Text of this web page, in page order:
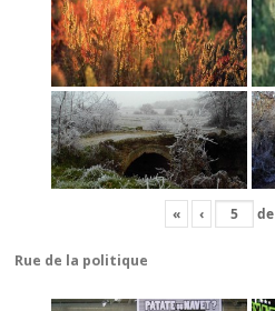
« ‹ de
Rue de la politique